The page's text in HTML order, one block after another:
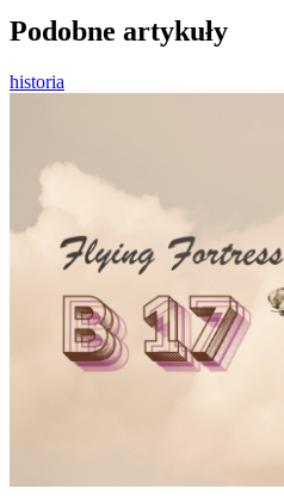
Podobne artykuły
historia